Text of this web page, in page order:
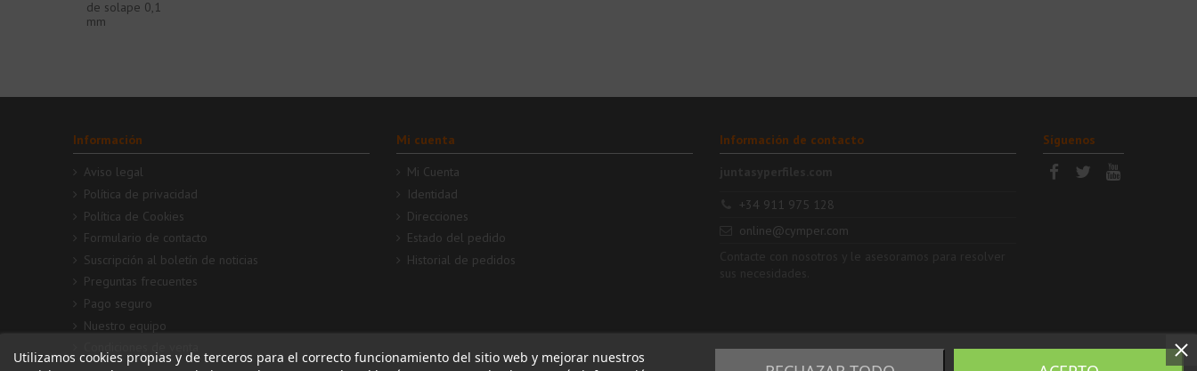
de solape 0,1
mm
Utilizamos cookies propias y de terceros para el correcto funcionamiento del sitio web y mejorar nuestros
Información
Aviso legal
Política de privacidad
Política de Cookies
Formulario de contacto
Suscripción al boletín de noticias
Preguntas frecuentes
Pago seguro
Nuestro equipo
Mi cuenta
Mi Cuenta
Identidad
Direcciones
Estado del pedido
Historial de pedidos
Información de contacto
+34 911 975 128
online@cymper.com
Síguenos